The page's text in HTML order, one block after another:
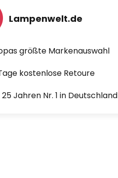
Lampenwelt.de
größte Markenauswahl
kostenlose Retoure
25 Jahren Nr. 1 in Deutschland